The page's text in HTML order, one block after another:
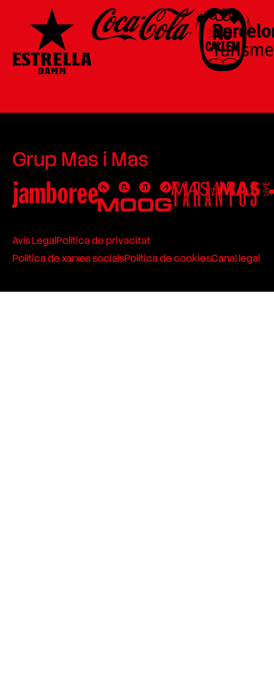
Grup Mas i Mas
Avís LegalPolítica de privacitat
Política de xarxes socialsPolítica de cookiesCanal legal